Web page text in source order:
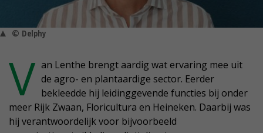
© Delphy
V an Lenthe brengt aardig wat ervaring mee uit
de agro- en plantaardige sector. Eerder
bekleedde hij leidinggevende functies bij onder
meer Rijk Zwaan, Floricultura en Heineken. Daarbij was
hij verantwoordelijk voor bijvoorbeeld